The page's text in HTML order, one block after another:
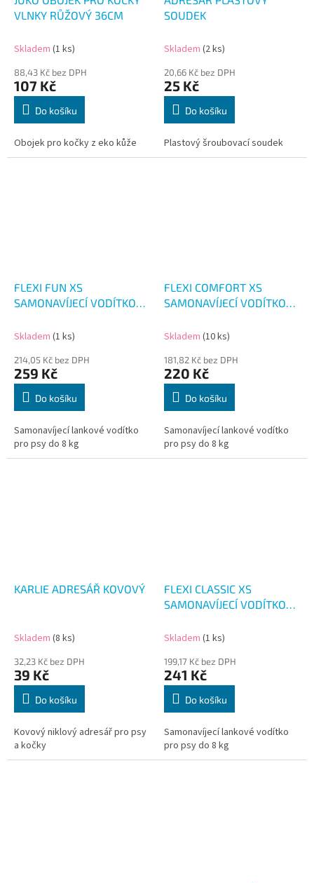
VLNKY RŮŽOVÝ 36CM
Skladem (1 ks)
88,43 Kč bez DPH
107 Kč
Do košíku
Obojek pro kočky z eko kůže
SOUDEK
Skladem (2 ks)
20,66 Kč bez DPH
25 Kč
Do košíku
Plastový šroubovací soudek
FLEXI FUN XS
SAMONAVÍJECÍ VODÍTKO
Skladem (1 ks)
214,05 Kč bez DPH
259 Kč
Do košíku
Samonavíjecí lankové vodítko
pro psy do 8 kg
FLEXI COMFORT XS
SAMONAVÍJECÍ VODÍTKO
Skladem (10 ks)
181,82 Kč bez DPH
220 Kč
Do košíku
Samonavíjecí lankové vodítko
pro psy do 8 kg
KARLIE ADRESÁŘ KOVOVÝ
Skladem (8 ks)
32,23 Kč bez DPH
39 Kč
Do košíku
Kovový niklový adresář pro psy
a kočky
FLEXI CLASSIC XS
SAMONAVÍJECÍ VODÍTKO
Skladem (1 ks)
199,17 Kč bez DPH
241 Kč
Do košíku
Samonavíjecí lankové vodítko
pro psy do 8 kg